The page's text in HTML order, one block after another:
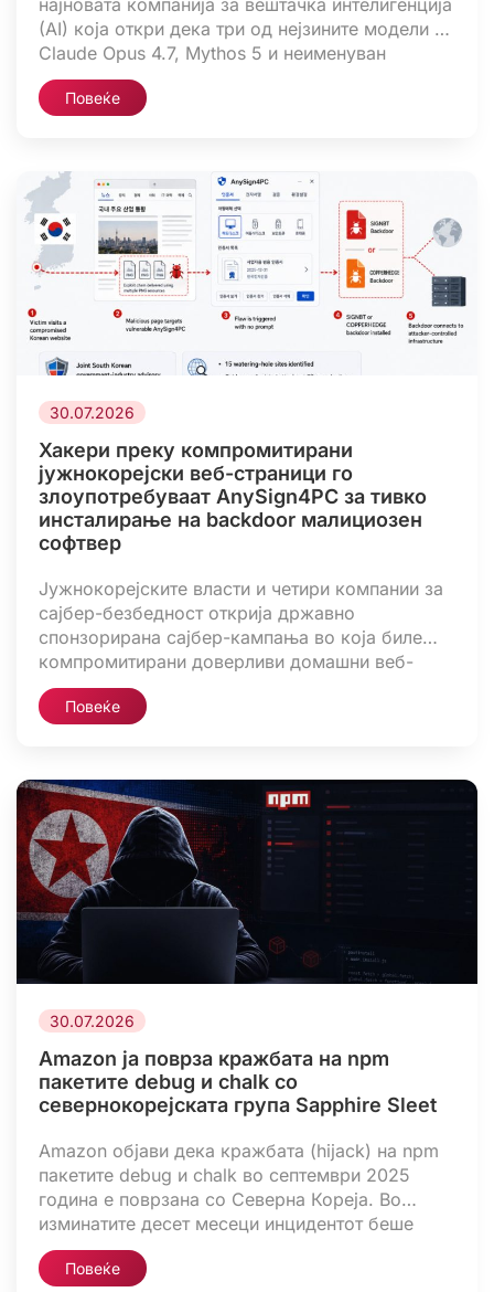
најновата компанија за вештачка интелигенција
(AI) која откри дека три од нејзините модели –
Claude Opus 4.7, Mythos 5 и неименуван
истражувачки модел – компромитирале три
неименувани организации за време на
најраните инциденти датираат од април 2026
година, додавајќи […]
Повеќе
30.07.2026
Хакери преку компромитирани
јужнокорејски веб-страници го
злоупотребуваат AnySign4PC за тивко
инсталирање на backdoor малициозен
софтвер
Јужнокорејските власти и четири компании за
сајбер-безбедност открија државно
спонзорирана сајбер-кампања во која биле
компромитирани доверливи домашни веб-
страници. Напаѓачите ги искористиле овие веб-
страници за да експлоатираат локално
COPPERHEDGE backdoor малициозен софтвер.
Компромитирана веб-страница можела да
зарази компјутер на кој била инсталирана
ранлива верзија […]
Повеќе
30.07.2026
Amazon ја поврза кражбата на npm
пакетите debug и chalk со
севернокорејската група Sapphire Sleet
Amazon објави дека кражбата (hijack) на npm
пакетите debug и chalk во септември 2025
година е поврзана со Северна Кореја. Во
изминатите десет месеци инцидентот беше
познат како напад насочен кон кражба на
криптовалути. Одржувач (maintainer) на
Повеќе